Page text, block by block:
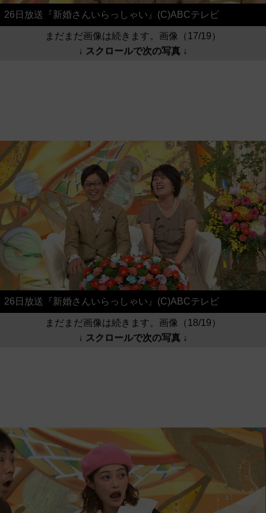
26日放送『新婚さんいらっしゃい』(C)ABCテレビ
まだまだ画像は続きます。画像（17/19）
↓ スクロールで次の写真 ↓
26日放送『新婚さんいらっしゃい』(C)ABCテレビ
まだまだ画像は続きます。画像（18/19）
↓ スクロールで次の写真 ↓